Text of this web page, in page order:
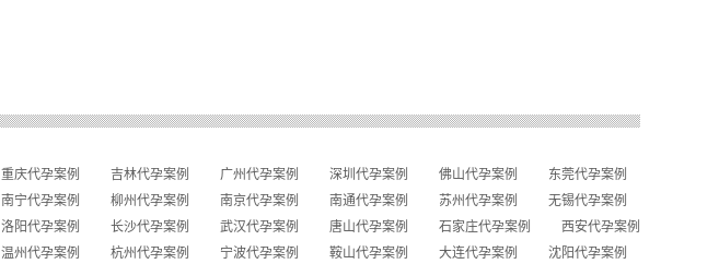
重庆代孕案例 吉林代孕案例 广州代孕案例 深圳代孕案例 佛山代孕案例
东莞代孕案例
南宁代孕案例 柳州代孕案例 南京代孕案例 南通代孕案例 苏州代孕案例
无锡代孕案例
洛阳代孕案例 长沙代孕案例 武汉代孕案例 唐山代孕案例 石家庄代孕案例
西安代孕案例
温州代孕案例 杭州代孕案例 宁波代孕案例 鞍山代孕案例 大连代孕案例 沈阳代孕案例